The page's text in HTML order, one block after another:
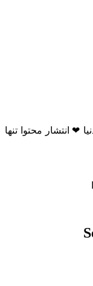
❤ انتشار محتوا تنها